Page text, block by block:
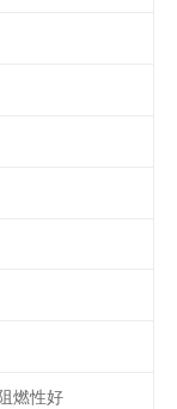
燃性好